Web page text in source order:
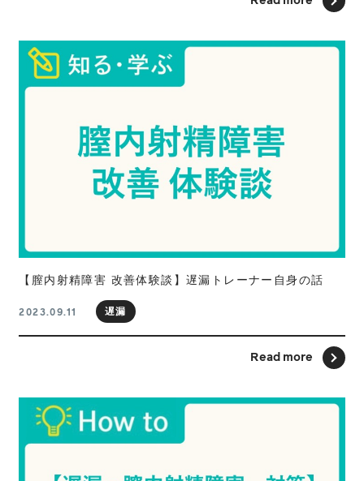
【膣内射精障害 改善体験談】遅漏トレーナー自身の話
2023.09.11 遅漏
Read more